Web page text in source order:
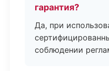
гарантия?
Да, при
соблюдении